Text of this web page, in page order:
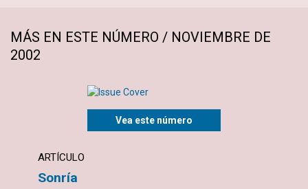
MÁS EN ESTE NÚMERO / NOVIEMBRE DE
2002
Vea este número
ARTÍCULO
Sonría